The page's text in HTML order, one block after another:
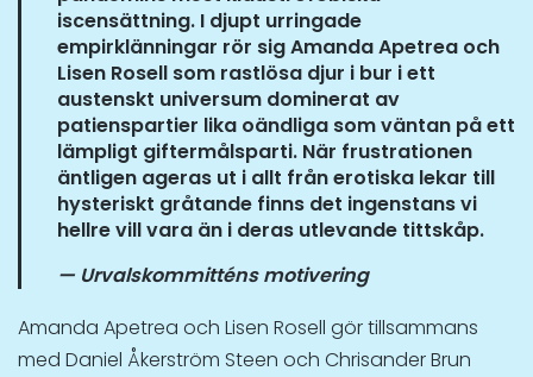
iscensättning. I djupt urringade
empirklänningar rör sig Amanda Apetrea och
Lisen Rosell som rastlösa djur i bur i ett
austenskt universum dominerat av
patienspartier lika oändliga som väntan på ett
lämpligt giftermålsparti. När frustrationen
äntligen ageras ut i allt från erotiska lekar till
hysteriskt gråtande finns det ingenstans vi
hellre vill vara än i deras utlevande tittskåp.
— Urvalskommitténs motivering
Amanda Apetrea och Lisen Rosell gör tillsammans
med Daniel Åkerström Steen och Chrisander Brun